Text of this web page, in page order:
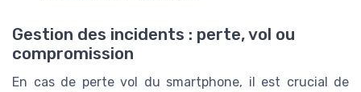
Gestion des incidents : perte, vol ou
compromission
En cas de perte vol du smartphone, il est crucial de